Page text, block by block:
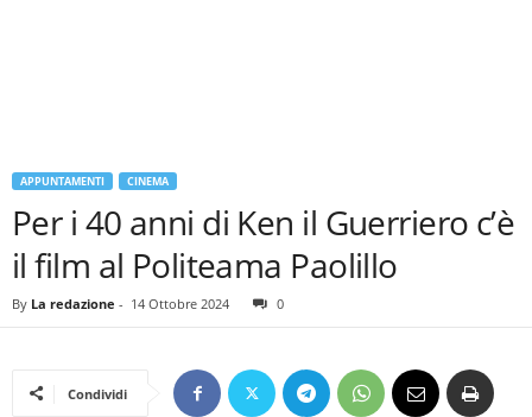
APPUNTAMENTI CINEMA
Per i 40 anni di Ken il Guerriero c’è
il film al Politeama Paolillo
By La redazione - 14 Ottobre 2024 0
Condividi